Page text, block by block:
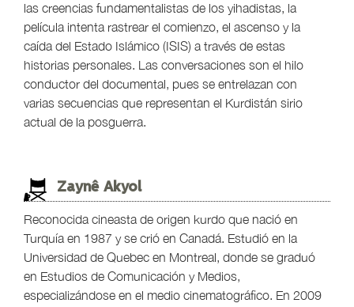
las creencias fundamentalistas de los yihadistas, la
película intenta rastrear el comienzo, el ascenso y la
caída del Estado Islámico (ISIS) a través de estas
historias personales. Las conversaciones son el hilo
conductor del documental, pues se entrelazan con
varias secuencias que representan el Kurdistán sirio
actual de la posguerra.
Zaynê Akyol
Reconocida cineasta de origen kurdo que nació en
Turquía en 1987 y se crió en Canadá. Estudió en la
Universidad de Quebec en Montreal, donde se graduó
en Estudios de Comunicación y Medios,
especializándose en el medio cinematográfico. En 2009